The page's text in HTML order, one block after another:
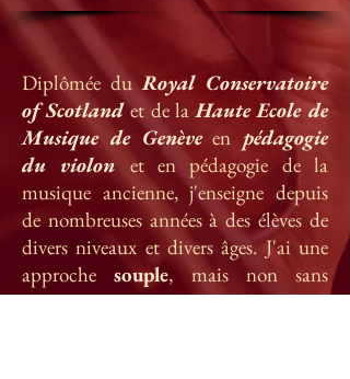
Diplômée duRoyal Conservatoire
of Scotland et de laHaute Ecole de
Musique de Genève en pédagogie
du violon et en pédagogie de la
musique ancienne, j'enseigne depuis
de nombreuses années à des élèves de
divers niveaux et divers âges. J'ai une
approchesouple, mais non sans
exigences, permettant à l'élève de se